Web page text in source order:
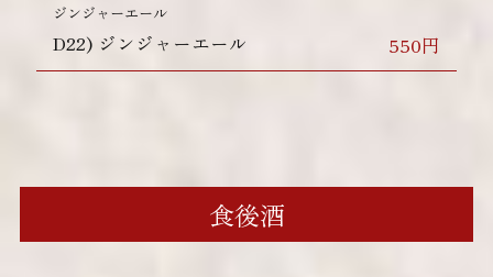
ジンジャーエール
D22) ジンジャーエール 550円
食後酒